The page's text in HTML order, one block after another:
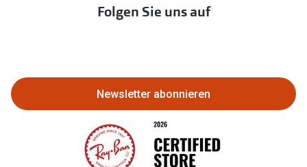
Immobilien anbieten
Abo kündigen
Bestellung widerrufen
Folgen Sie uns auf
Newsletter abonnieren